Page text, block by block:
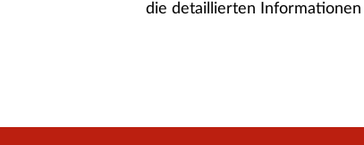
die detaillierten Informationen